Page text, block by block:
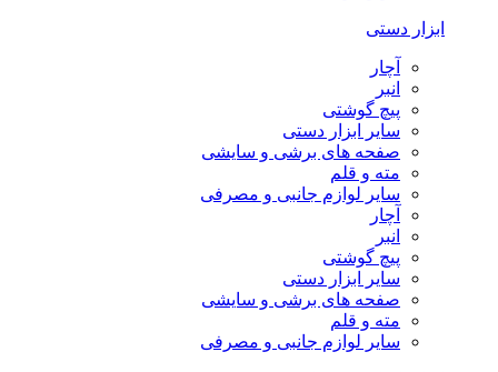
ابزار دستی
آچار
انبر
پیچ گوشتی
سایر ابزار دستی
صفحه های برشی و سایشی
مته و قلم
سایر لوازم جانبی و مصرفی
آچار
انبر
پیچ گوشتی
سایر ابزار دستی
صفحه های برشی و سایشی
مته و قلم
سایر لوازم جانبی و مصرفی